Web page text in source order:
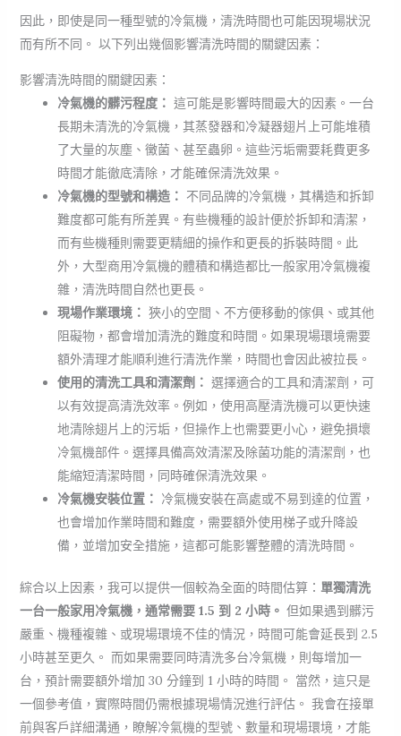
因此，即使是同一種型號的冷氣機，清洗時間也可能因現場狀況
而有所不同。 以下列出幾個影響清洗時間的關鍵因素：
影響清洗時間的關鍵因素：
冷氣機的髒污程度： 這可能是影響時間最大的因素。一台
長期未清洗的冷氣機，其蒸發器和冷凝器翅片上可能堆積
了大量的灰塵、黴菌、甚至蟲卵。這些污垢需要耗費更多
時間才能徹底清除，才能確保清洗效果。
冷氣機的型號和構造： 不同品牌的冷氣機，其構造和拆卸
難度都可能有所差異。有些機種的設計便於拆卸和清潔，
而有些機種則需要更精細的操作和更長的拆裝時間。此
外，大型商用冷氣機的體積和構造都比一般家用冷氣機複
雜，清洗時間自然也更長。
現場作業環境： 狹小的空間、不方便移動的傢俱、或其他
阻礙物，都會增加清洗的難度和時間。如果現場環境需要
額外清理才能順利進行清洗作業，時間也會因此被拉長。
使用的清洗工具和清潔劑： 選擇適合的工具和清潔劑，可
以有效提高清洗效率。例如，使用高壓清洗機可以更快速
地清除翅片上的污垢，但操作上也需要更小心，避免損壞
冷氣機部件。選擇具備高效清潔及除菌功能的清潔劑，也
能縮短清潔時間，同時確保清洗效果。
冷氣機安裝位置： 冷氣機安裝在高處或不易到達的位置，
也會增加作業時間和難度，需要額外使用梯子或升降設
備，並增加安全措施，這都可能影響整體的清洗時間。
綜合以上因素，我可以提供一個較為全面的時間估算： 單獨清洗
一台一般家用冷氣機，通常需要 1.5 到 2 小時。 但如果遇到髒污
嚴重、機種複雜、或現場環境不佳的情況，時間可能會延長到 2.5
小時甚至更久。 而如果需要同時清洗多台冷氣機，則每增加一
台，預計需要額外增加 30 分鐘到 1 小時的時間。 當然，這只是
一個參考值，實際時間仍需根據現場情況進行評估。 我會在接單
前與客戶詳細溝通，瞭解冷氣機的型號、數量和現場環境，才能